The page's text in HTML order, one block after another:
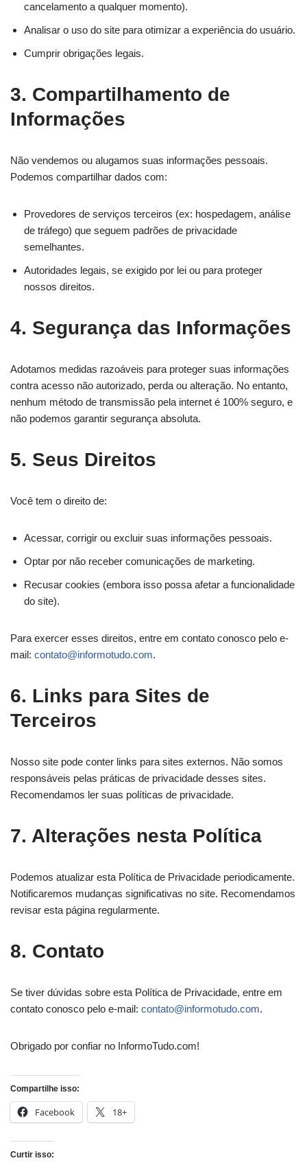
cancelamento a qualquer momento).
Analisar o uso do site para otimizar a experiência do usuário.
Cumprir obrigações legais.
3. Compartilhamento de
Informações
Não vendemos ou alugamos suas informações pessoais.
Podemos compartilhar dados com:
Provedores de serviços terceiros (ex: hospedagem, análise
de tráfego) que seguem padrões de privacidade
semelhantes.
Autoridades legais, se exigido por lei ou para proteger
nossos direitos.
4. Segurança das Informações
Adotamos medidas razoáveis para proteger suas informações
contra acesso não autorizado, perda ou alteração. No entanto,
nenhum método de transmissão pela internet é 100% seguro, e
não podemos garantir segurança absoluta.
5. Seus Direitos
Você tem o direito de:
Acessar, corrigir ou excluir suas informações pessoais.
Optar por não receber comunicações de marketing.
Recusar cookies (embora isso possa afetar a funcionalidade
do site).
Para exercer esses direitos, entre em contato conosco pelo e-
mail: contato@informotudo.com.
6. Links para Sites de
Terceiros
Nosso site pode conter links para sites externos. Não somos
responsáveis pelas práticas de privacidade desses sites.
Recomendamos ler suas políticas de privacidade.
7. Alterações nesta Política
Podemos atualizar esta Política de Privacidade periodicamente.
Notificaremos mudanças significativas no site. Recomendamos
revisar esta página regularmente.
8. Contato
Se tiver dúvidas sobre esta Política de Privacidade, entre em
contato conosco pelo e-mail: contato@informotudo.com.
Obrigado por confiar no InformoTudo.com!
Compartilhe isso:
Facebook 18+
Curtir isso: